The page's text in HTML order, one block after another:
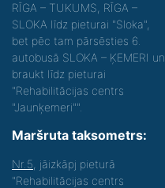
RĪGA – TUKUMS, RĪGA –
SLOKA līdz pieturai "Sloka",
bet pēc tam pārsēsties 6.
autobusā SLOKA – ĶEMERI un
braukt līdz pieturai
"Rehabilitācijas centrs
"Jaunķemeri"".
Maršruta taksometrs:
Nr.5 , jāizkāpj pieturā
"Rehabilitācijas centrs